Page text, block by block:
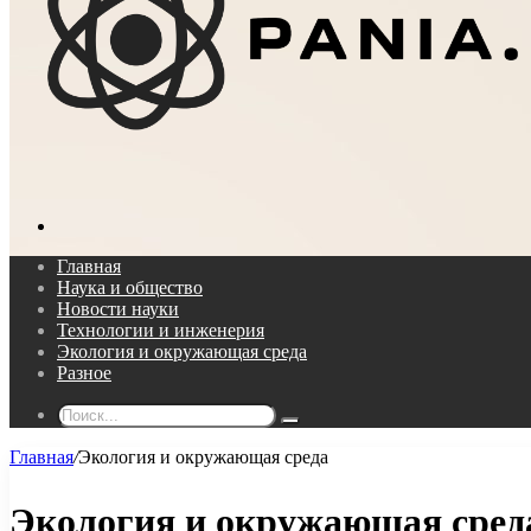
Главная
Наука и общество
Новости науки
Технологии и инженерия
Экология и окружающая среда
Разное
Поиск...
Главная/Экология и окружающая среда